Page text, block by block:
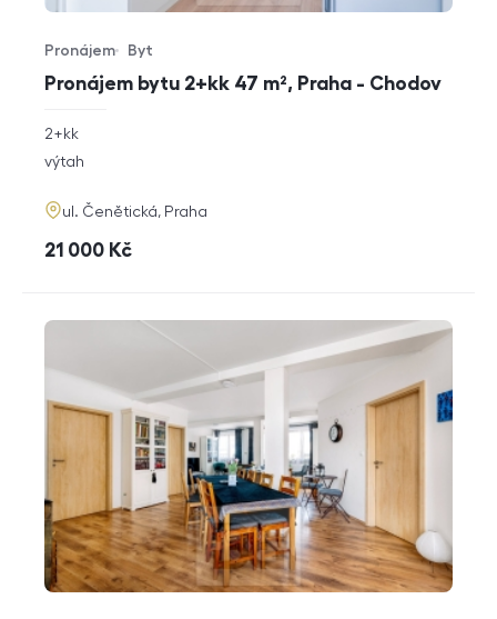
Pronájem bytu 2+kk 47 m², Praha - Chodov
Typ nabídky
Pronájem
Typ nemovitosti
Byt
rozměry
dispozice
2+kk
funkce
výtah
adresa
ul. Čenětická, Praha
cena
21 000 Kč